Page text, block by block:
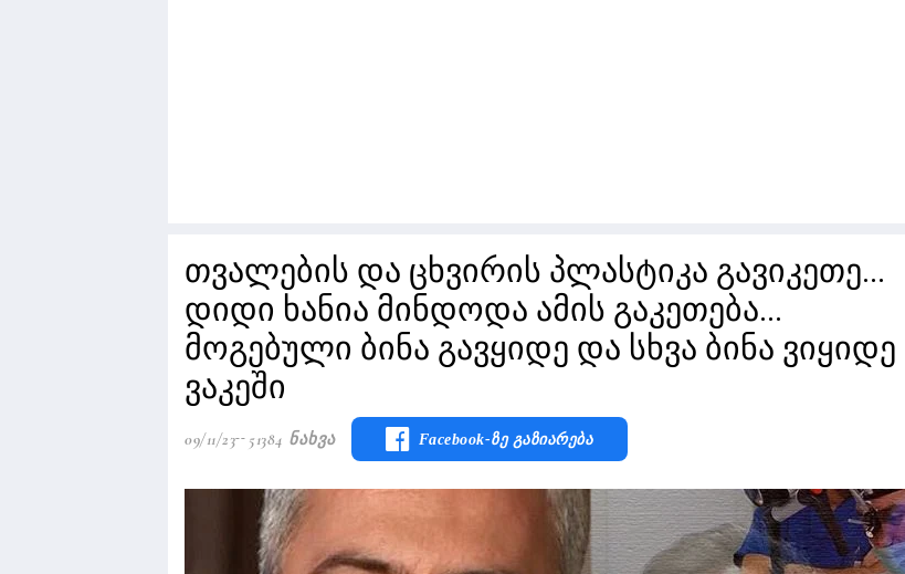
თვალების და ცხვირის პლასტიკა გავიკეთე...
დიდი ხანია მინდოდა ამის გაკეთება...
მოგებული ბინა გავყიდე და სხვა ბინა ვიყიდე
ვაკეში
09/11/23 51384 Ნახვა Facebook-Ზე Გაზიარება